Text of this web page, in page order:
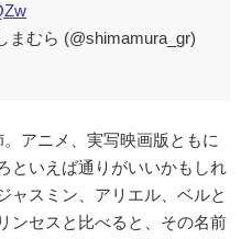
むら (@shimamura_gr)
アニメ、実写映画版ともに
といえば通りがいいかもしれ
ャスミン、アリエル、ベルと
ンセスと比べると、その名前